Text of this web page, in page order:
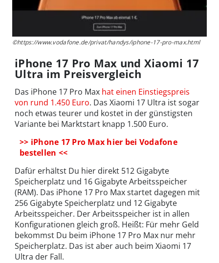
©https://www.vodafone.de/privat/handys/iphone-17-pro-max.html
iPhone 17 Pro Max und Xiaomi 17
Ultra im Preisvergleich
Das iPhone 17 Pro Max hat einen Einstiegspreis
von rund 1.450 Euro. Das Xiaomi 17 Ultra ist sogar
noch etwas teurer und kostet in der günstigsten
Variante bei Marktstart knapp 1.500 Euro.
>> iPhone 17 Pro Max hier bei Vodafone
bestellen <<
Dafür erhältst Du hier direkt 512 Gigabyte
Speicherplatz und 16 Gigabyte Arbeitsspeicher
(RAM). Das iPhone 17 Pro Max startet dagegen mit
256 Gigabyte Speicherplatz und 12 Gigabyte
Arbeitsspeicher. Der Arbeitsspeicher ist in allen
Konfigurationen gleich groß. Heißt: Für mehr Geld
bekommst Du beim iPhone 17 Pro Max nur mehr
Speicherplatz. Das ist aber auch beim Xiaomi 17
Ultra der Fall.